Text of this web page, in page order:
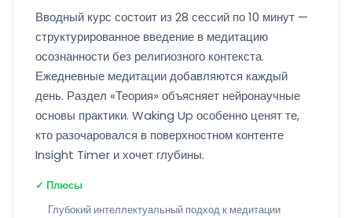
Вводный курс состоит из 28 сессий по 10 минут —
структурированное введение в медитацию
осознанности без религиозного контекста.
Ежедневные медитации добавляются каждый
день. Раздел «Теория» объясняет нейронаучные
основы практики. Waking Up особенно ценят те,
кто разочаровался в поверхностном контенте
Insight Timer и хочет глубины.
✓ Плюсы
Глубокий интеллектуальный подход к медитации